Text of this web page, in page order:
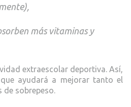
más vitaminas y
extraescolar deportiva. Así,
ayudará a mejorar tanto el
sobrepeso.